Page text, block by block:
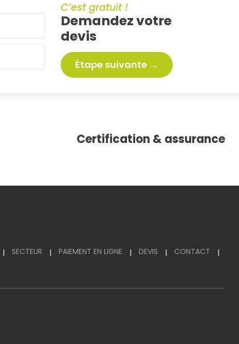
C’est gratuit !
Demandez votre
devis
Étape suivante →
Certification & assurance
| SECTEUR | PAIEMENT EN LIGNE | DEVIS | CONTACT
|